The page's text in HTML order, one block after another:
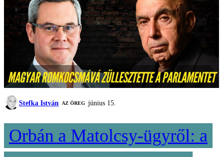
Stefka István AZ ÖREG június 15.
Orbán a Matolcsy-ügyről: a